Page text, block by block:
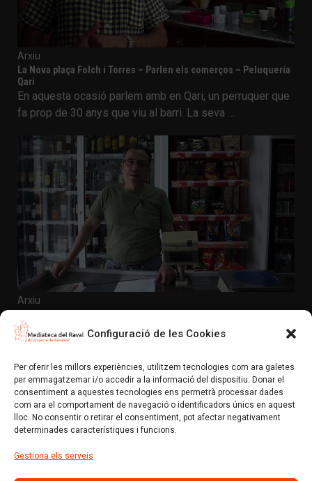
Configuració de les Cookies
Per oferir les millors experiències, utilitzem tecnologies com ara galetes
per emmagatzemar i/o accedir a la informació del dispositiu. Donar el
consentiment a aquestes tecnologies ens permetrà processar dades
com ara el comportament de navegació o identificadors únics en aquest
lloc. No consentir o retirar el consentiment, pot afectar negativament
determinades característiques i funcions.
Gestiona els serveis
Arxiu
La Nova plaça Folch i Torres – Parlen els comerços – Peluquería
Qari
En aquesta ocasió parlem amb en Qari, un perruquer que
fa prop de 30 anys que viu al barri. La seva …
Arxiu
Autoservicios Muñoz
En aquesta ocasió parlem amb Paco Muñoz, propietari
Mediateca del Raval (Un projecte de colectic.coop)
Avís Legal
Política de privacitat i normes d’ús
Política de xarxes socials
Política de cookies (EU)
Amb el suport de: